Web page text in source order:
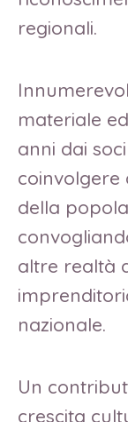
regionali.
materiale
anni dai
coinvolgere
della
altre realtà
nazionale.
Un
crescita